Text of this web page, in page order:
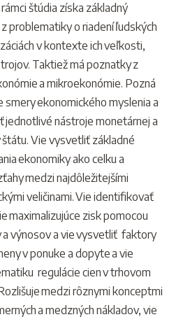
štúdia získa základný
problematiky o riadení ľudských
v kontexte ich veľkosti,
Taktiež má poznatky z
a mikroekonómie. Pozná
smery ekonomického myslenia a
jednotlivé nástroje monetárnej a
Vie vysvetliť základné
ekonomiky ako celku a
medzi najdôležitejšími
veličinami. Vie identifikovať
maximalizujúce zisk pomocou
a výnosov a vie vysvetliť faktory
v ponuke a dopyte a vie
regulácie cien v trhovom
medzi rôznymi konceptmi
a medzných nákladov, vie